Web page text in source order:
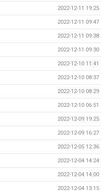
2022-12-11 19:25
2022-12-11 09:47
2022-12-11 09:38
2022-12-11 09:30
2022-12-10 11:41
2022-12-10 08:37
2022-12-10 08:29
2022-12-10 06:51
2022-12-09 19:25
2022-12-09 16:27
2022-12-05 12:36
2022-12-04 14:24
2022-12-04 14:00
2022-12-04 13:15